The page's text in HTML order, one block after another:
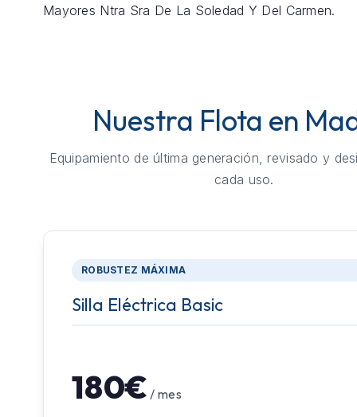
Mayores Ntra Sra De La Soledad Y Del Carmen.
Nuestra Flota en
Equipamiento de última generación, revisado y
cada uso.
ROBUSTEZ MÁXIMA
Silla Eléctrica Basic
180€ / mes